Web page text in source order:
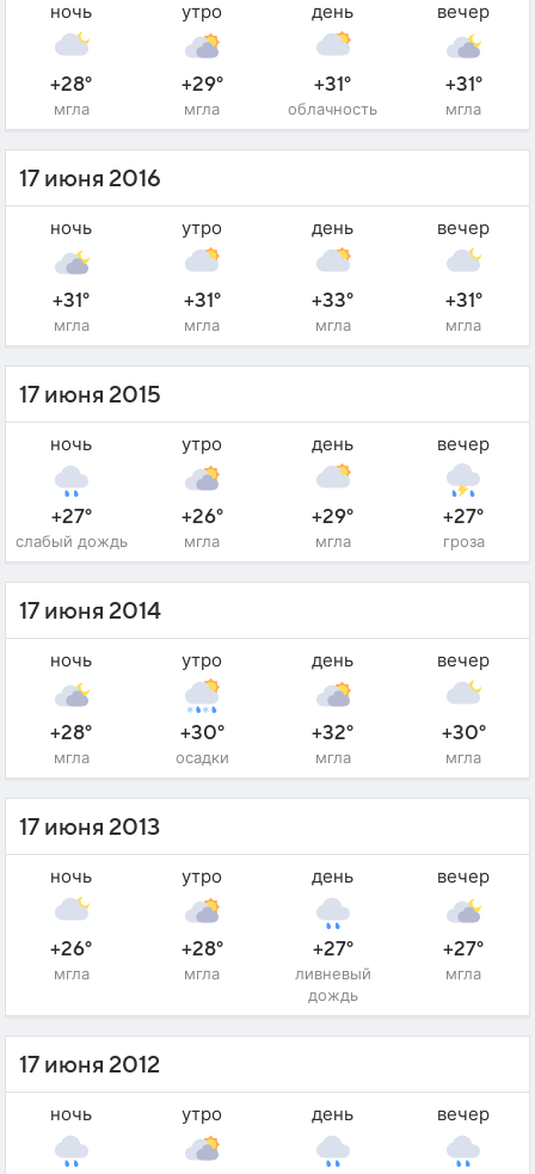
ночь
+28°
мгла
утро
+29°
мгла
день
+31°
облачность
вечер
+31°
мгла
17 июня 2016
ночь
+31°
мгла
утро
+31°
мгла
день
+33°
мгла
вечер
+31°
мгла
17 июня 2015
ночь
+27°
слабый дождь
утро
+26°
мгла
день
+29°
мгла
вечер
+27°
гроза
17 июня 2014
ночь
+28°
мгла
утро
+30°
осадки
день
+32°
мгла
вечер
+30°
мгла
17 июня 2013
ночь
+26°
мгла
утро
+28°
мгла
день
+27°
ливневый
дождь
вечер
+27°
мгла
17 июня 2012
ночь утро день вечер